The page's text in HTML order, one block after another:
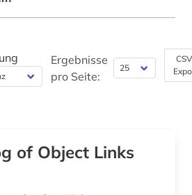
Virtuelle Fachbibliotheken (0)
Ergebnisse
pro Seite:
of Object Links